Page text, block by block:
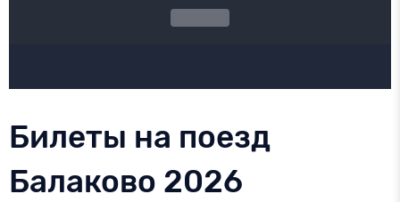
Поиск
Билеты на поезд
Балаково 2026